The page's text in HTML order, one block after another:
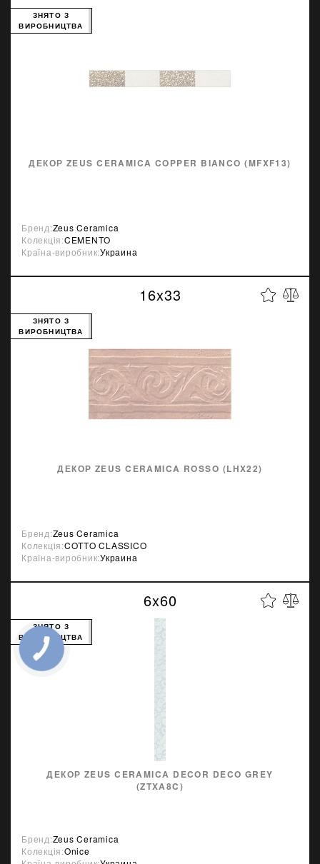
ДЕКОР ZEUS CERAMICA COPPER BIANCO (MFXF13)
ЗНЯТО З
ВИРОБНИЦТВА
Бренд:Zeus Ceramica
Колекція:CEMENTO
Країна-виробник:Украина
16x33
ДЕКОР ZEUS CERAMICA ROSSO (LHX22)
ЗНЯТО З
ВИРОБНИЦТВА
Бренд:Zeus Ceramica
Колекція:COTTO CLASSICO
Країна-виробник:Украина
6x60
ДЕКОР ZEUS CERAMICA DECOR DECO GREY
(ZTXA8C)
ЗНЯТО З
ВИРОБНИЦТВА
Бренд:Zeus Ceramica
Колекція:Onice